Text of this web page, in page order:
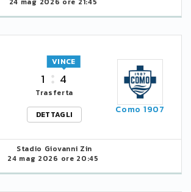
1 4
VINCE
Trasferta
DETTAGLI
Como 1907
Stadio Giovanni Zin
24 mag 2026 ore 20:45